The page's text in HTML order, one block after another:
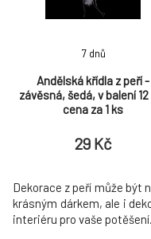
proutím, větvičkami
Andělská křídla z peří -
závěsná, šedá, v balení
cena za 1 ks
7 dnů
29 Kč
Dekorace z peří může být
krásným dárkem, ale i
interiéru pro vaše potěšení.